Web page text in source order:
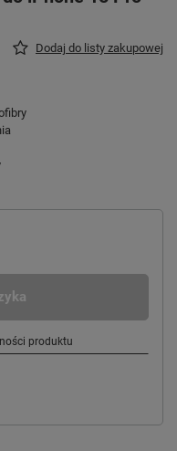
Dodaj do listy zakupowej
produktu